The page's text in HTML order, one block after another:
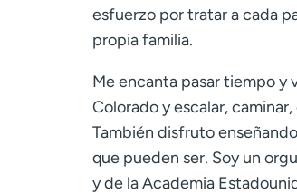
esfuerzo por tratar a cada
propia familia.
Me encanta pasar tiempo y
Colorado y escalar,
También disfruto
que pueden ser. Soy un
y de la Academia